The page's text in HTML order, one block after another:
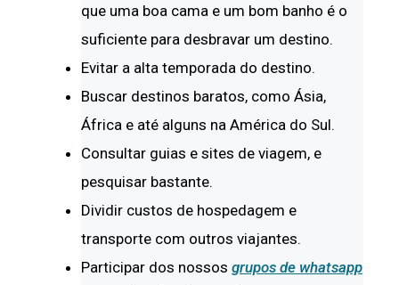
que uma boa cama e um bom banho é o
suficiente para desbravar um destino.
Evitar a alta temporada do destino.
Buscar destinos baratos, como Ásia,
África e até alguns na América do Sul.
Consultar guias e sites de viagem, e
pesquisar bastante.
Dividir custos de hospedagem e
transporte com outros viajantes.
Participar dos nossos grupos de whatsapp